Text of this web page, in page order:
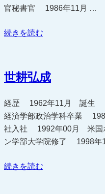
官秘書官 1986年11月 …
“塩
久”
の
続きを読む
世耕弘成
経歴 1962年11月 誕生
経済学部政治学科卒業
社入社 1992年00月 米国
ン学部大学院修了 1998年
“世
続きを読む